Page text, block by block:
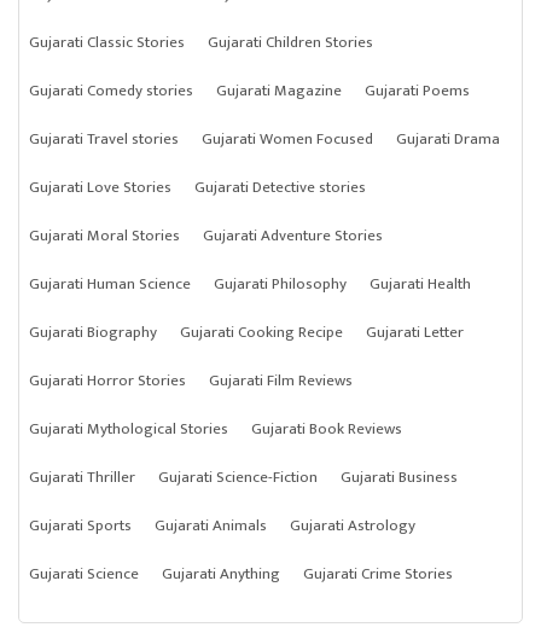
Gujarati Classic Stories
Gujarati Children Stories
Gujarati Comedy stories
Gujarati Magazine
Gujarati Poems
Gujarati Travel stories
Gujarati Women Focused
Gujarati Drama
Gujarati Love Stories
Gujarati Detective stories
Gujarati Moral Stories
Gujarati Adventure Stories
Gujarati Human Science
Gujarati Philosophy
Gujarati Health
Gujarati Biography
Gujarati Cooking Recipe
Gujarati Letter
Gujarati Horror Stories
Gujarati Film Reviews
Gujarati Mythological Stories
Gujarati Book Reviews
Gujarati Thriller
Gujarati Science-Fiction
Gujarati Business
Gujarati Sports
Gujarati Animals
Gujarati Astrology
Gujarati Science
Gujarati Anything Gujarati Crime Stories